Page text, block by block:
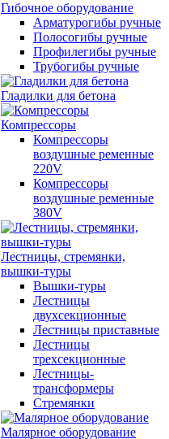
Гибочное оборудование
Арматурогибы ручные
Полосогибы ручные
Профилегибы ручные
Трубогибы ручные
Гладилки для бетона
Компрессоры
Компрессоры
воздушные ременные
220V
Компрессоры
воздушные ременные
380V
Лестницы, стремянки,
вышки-туры
Вышки-туры
Лестницы
двухсекционные
Лестницы приставные
Лестницы
трехсекционные
Лестницы-
трансформеры
Стремянки
Малярное оборудование